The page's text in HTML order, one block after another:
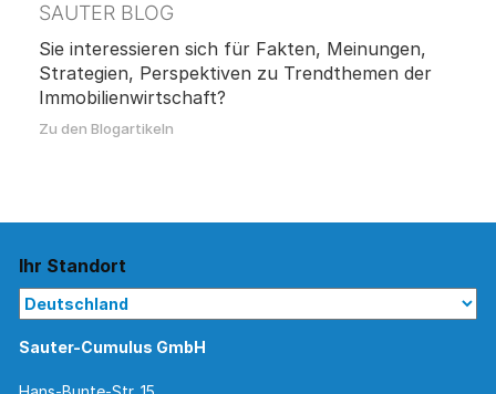
SAUTER BLOG
Sie interessieren sich für Fakten, Meinungen,
Strategien, Perspektiven zu Trendthemen der
Immobilienwirtschaft?
Zu den Blogartikeln
Ihr Standort
Sauter-Cumulus GmbH